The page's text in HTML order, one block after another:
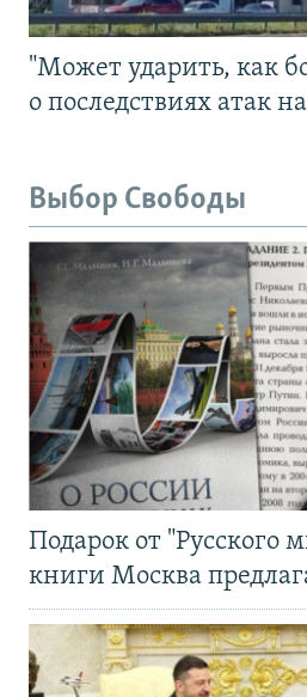
"Может ударить, как
о последствиях атак
Выбор Свободы
Подарок от "Русского
книги Москва